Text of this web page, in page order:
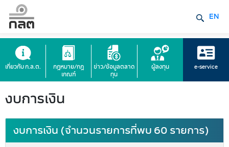
EN
เกี่ยวกับ ก.ล.ต.
กฎหมาย/กฎ
เกณฑ์
ข่าว/ข้อมูลตลาด
ทุน
ผู้ลงทุน e-service
งบการเงิน
งบการเงิน (จำนวนรายการที่พบ 60 รายการ)